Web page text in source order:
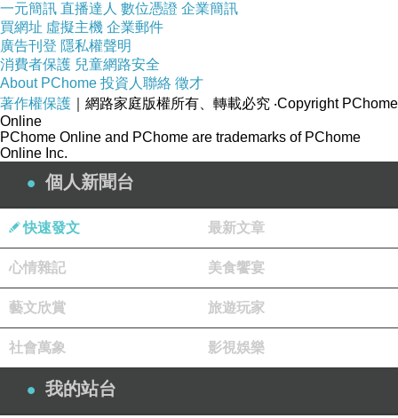
一元簡訊 直播達人 數位憑證 企業簡訊
買網址 虛擬主機 企業郵件
廣告刊登 隱私權聲明
消費者保護 兒童網路安全
About PChome 投資人聯絡 徵才
著作權保護 ｜網路家庭版權所有、轉載必究 ‧Copyright PChome
Online
PChome Online and PChome are trademarks of PChome
Online Inc.
個人新聞台
快速發文 最新文章
心情雜記 美食饗宴
藝文欣賞 旅遊玩家
社會萬象 影視娛樂
我的站台